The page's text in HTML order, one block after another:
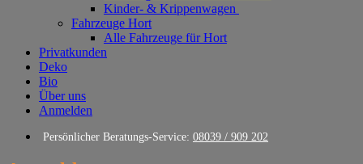
Kinder- & Krippenwagen
Fahrzeuge Hort
Alle Fahrzeuge für Hort
Privatkunden
Deko
Bio
Über uns
Anmelden
Persönlicher Beratungs-Service: 08039 / 909 202